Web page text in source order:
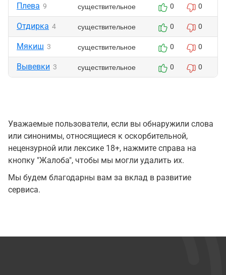
Плева 9 существительное 0 0
Отдирка 4 существительное 0 0
Мякиш 3 существительное 0 0
Вывевки 3 существительное 0 0
Уважаемые пользователи, если вы обнаружили слова
или синонимы, относящиеся к оскорбительной,
нецензурной или лексике 18+, нажмите справа на
кнопку "Жалоба", чтобы мы могли удалить их.
Мы будем благодарны вам за вклад в развитие
сервиса.